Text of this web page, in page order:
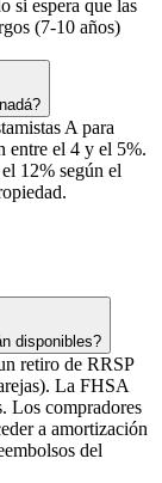
si espera que las
(7-10 años)
A para
entre el 4 y el 5%.
12% según el
disponibles?
retiro de RRSP
La FHSA
Los compradores
a amortización
del